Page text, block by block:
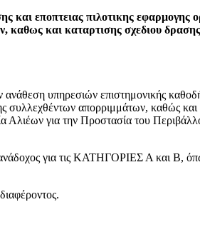
εποπτειας πιλοτικης εφαρμογης
καθως και καταρτισης σχεδιου
υπηρεσιών επιστημονικής
συλλεχθέντων απορριμμάτων, καθώς και
Αλιέων για την Προστασία του
για τις ΚΑΤΗΓΟΡΙΕΣ Α και Β,